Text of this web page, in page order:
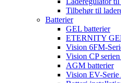
Tilbehør til
Batterier
GEL batterier
ETERNITY
Vision 6FM-
Vision CP
AGM batterier
Vision EV-